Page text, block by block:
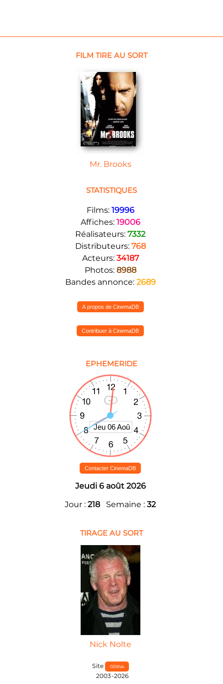
FILM TIRE AU SORT
Mr. Brooks
STATISTIQUES
Films: 19996
Affiches: 19006
Réalisateurs: 7332
Distributeurs: 768
Acteurs: 34187
Photos: 8988
Bandes annonce: 2689
A propos de CinemaDB
Contribuer à CinemaDB
EPHEMERIDE
Contacter CinemaDB
Jeudi 6 août 2026
Jour : 218 Semaine : 32
TIRAGE AU SORT
Nick Nolte
Site GDWeb
2003-2026